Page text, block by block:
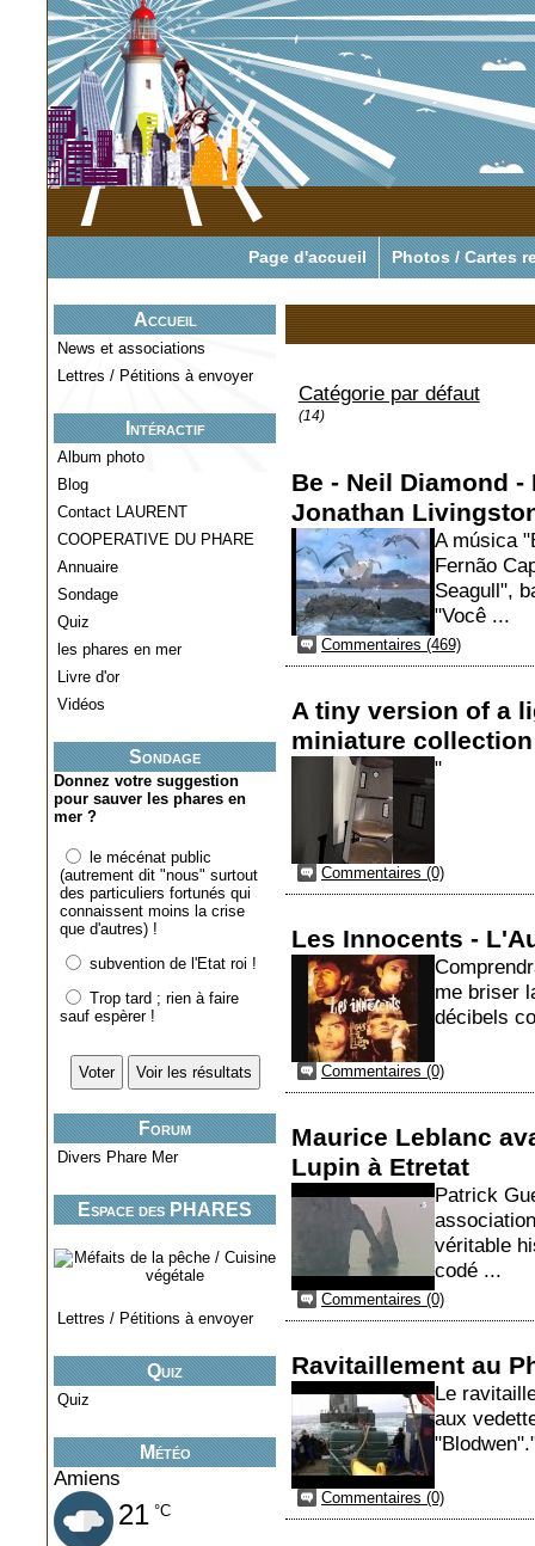
Pour tout savoir
Page d'accueil Photos / Cartes
Accueil
News et associations
Lettres / Pétitions à envoyer
Intéractif
Album photo
Blog
Contact LAURENT
COOPERATIVE DU PHARE
Annuaire
Sondage
Quiz
les phares en mer
Livre d'or
Vidéos
Sondage
Donnez votre suggestion
pour sauver les phares en
mer ?
le mécénat public
(autrement dit "nous" surtout
des particuliers fortunés qui
connaissent moins la crise
que d'autres) !
subvention de l'Etat roi !
Trop tard ; rien à faire
sauf espèrer !
Forum
Divers Phare Mer
Espace des PHARES
Lettres / Pétitions à envoyer
Quiz
Quiz
Météo
Amiens
21 °C
Catégorie par défaut
(14)
Be - Neil Diamond
Jonathan
A música
Fernão
Seagull",
"Você ...
Commentaires (469)
A tiny version of a
miniature collection
"
Commentaires (0)
Les Innocents -
me briser
décibels
Commentaires (0)
Maurice Leblanc
Lupin à Etretat
Patrick
véritable
codé ...
Commentaires (0)
Ravitaillement au
Le
aux
Commentaires (0)